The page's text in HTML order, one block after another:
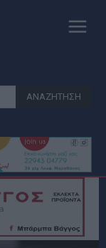
ΑΝΑΖΗΤΗΣΗ